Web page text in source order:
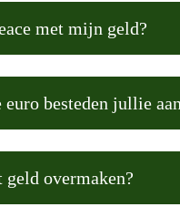
met mijn geld?
besteden jullie
overmaken?